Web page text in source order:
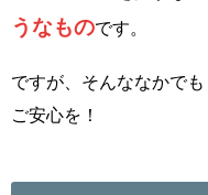
うなものです。
ですが、そんななかでも
ご安心を！